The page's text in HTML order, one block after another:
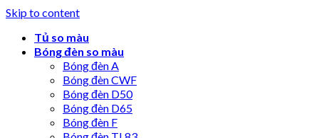
Skip to content
Tủ so màu
Bóng đèn so màu
Bóng đèn A
Bóng đèn CWF
Bóng đèn D50
Bóng đèn D65
Bóng đèn F